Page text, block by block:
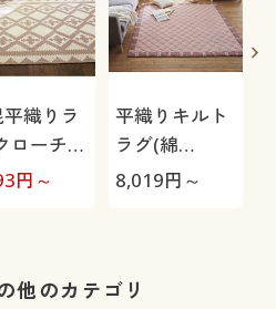
織りラ
ローチ
円～
平織りキルト
ラグ(綿
100%)/たたみ
8,019円～
他のカテゴリ